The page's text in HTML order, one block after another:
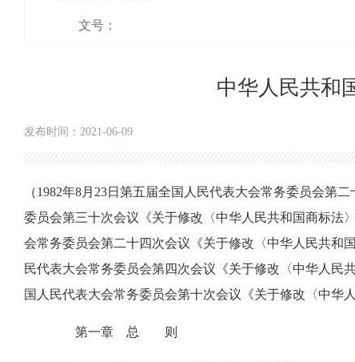
文号：
中华人民共和
发布时间：2021-06-09
（1982年8月23日第五届全国人民代表大会常务委员会
委员会第三十次会议《关于修改〈中华人民共和国商标法
会常务委员会第二十四次会议《关于修改〈中华人民共和
民代表大会常务委员会第四次会议《关于修改〈中华人
国人民代表大会常务委员会第十次会议《关于修改〈中华
第一章 总 则